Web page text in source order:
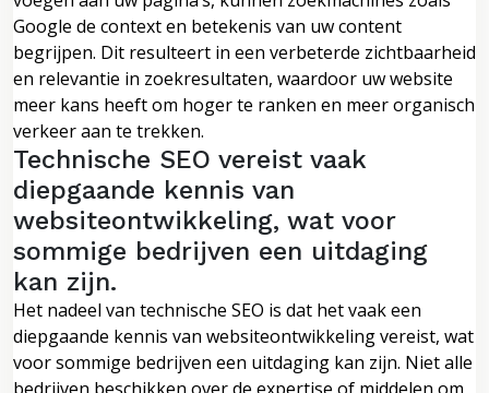
Google de context en betekenis van uw content
begrijpen. Dit resulteert in een verbeterde zichtbaarheid
en relevantie in zoekresultaten, waardoor uw website
meer kans heeft om hoger te ranken en meer organisch
verkeer aan te trekken.
Technische SEO vereist vaak
diepgaande kennis van
websiteontwikkeling, wat voor
sommige bedrijven een uitdaging
kan zijn.
Het nadeel van technische SEO is dat het vaak een
diepgaande kennis van websiteontwikkeling vereist, wat
voor sommige bedrijven een uitdaging kan zijn. Niet alle
bedrijven beschikken over de expertise of middelen om